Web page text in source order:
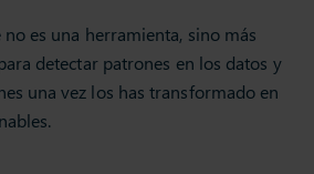
es una herramienta, sino más
detectar patrones en los datos y
una vez los has transformado en